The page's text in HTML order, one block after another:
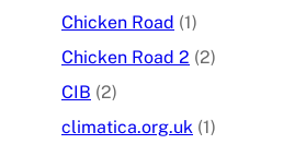
Chicken Road (1)
Chicken Road 2 (2)
CIB (2)
climatica.org.uk (1)